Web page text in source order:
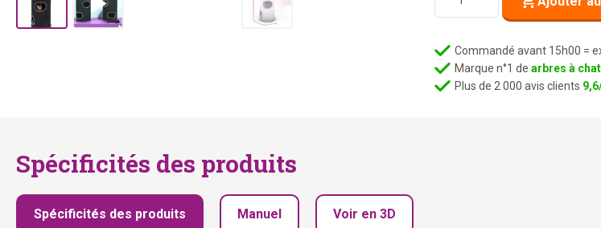
griffer
Dome
Commandé avant 15h00 =
Marque n°1 de arbres à chat
Plus de 2 000 avis clients
Spécificités des produits
Spécificités des produits Manuel Voir en 3D